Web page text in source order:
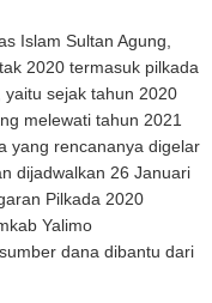
Islam Sultan Agung,
2020 termasuk pilkada
sejak tahun 2020
melewati tahun 2021
yang rencananya digelar
dijadwalkan 26 Januari
Pilkada 2020
Yalimo
dana dibantu dari